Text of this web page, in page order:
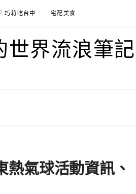
巧莉吃台中 宅配美食
世界流浪筆記
氣球活動資訊、